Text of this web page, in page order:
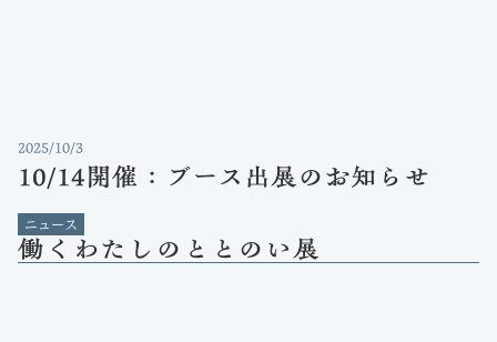
2025/10/3
10/14開催：ブース出展のお知らせ
ニュース
働くわたしのととのい展